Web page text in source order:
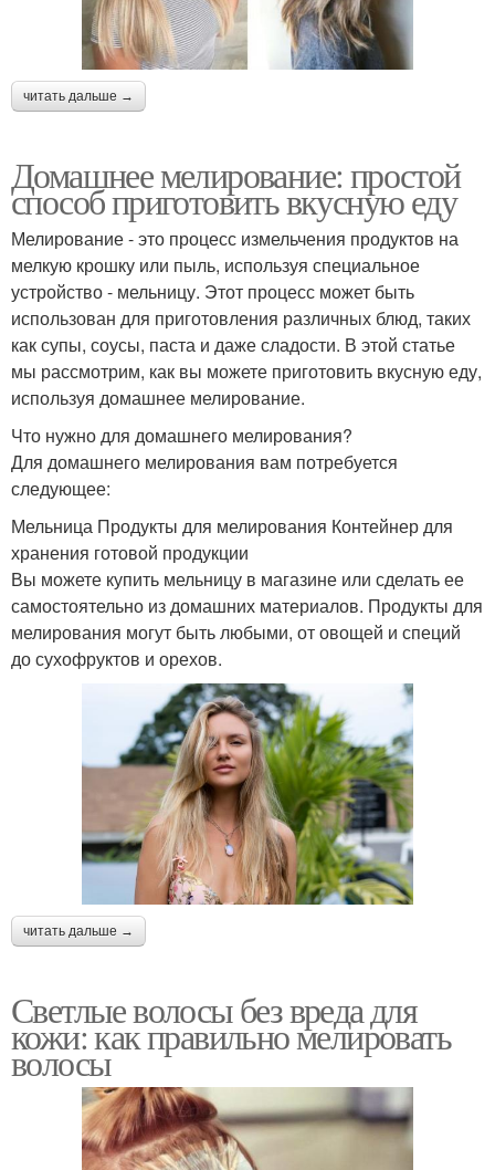
читать дальше →
Домашнее мелирование: простой
способ приготовить вкусную еду
Мелирование - это процесс измельчения продуктов на
мелкую крошку или пыль, используя специальное
устройство - мельницу. Этот процесс может быть
использован для приготовления различных блюд, таких
как супы, соусы, паста и даже сладости. В этой статье
мы рассмотрим, как вы можете приготовить вкусную еду,
используя домашнее мелирование.
Что нужно для домашнего мелирования?
Для домашнего мелирования вам потребуется
следующее:
Мельница Продукты для мелирования Контейнер для
хранения готовой продукции
Вы можете купить мельницу в магазине или сделать ее
самостоятельно из домашних материалов. Продукты для
мелирования могут быть любыми, от овощей и специй
до сухофруктов и орехов.
читать дальше →
Светлые волосы без вреда для
кожи: как правильно мелировать
волосы